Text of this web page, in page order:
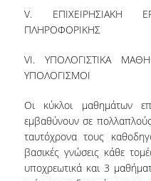
V. ΕΠΙΧΕΙΡΗΣΙΑΚΗ
ΠΛΗΡΟΦΟΡΙΚΗΣ
VI. ΥΠΟΛΟΓΙΣΤΙΚΑ
ΥΠΟΛΟΓΙΣΜΟΙ
Οι κύκλοι μαθημάτων
εμβαθύνουν σε
ταυτόχρονα τους
βασικές γνώσεις κάθε
υποχρεωτικά και 3